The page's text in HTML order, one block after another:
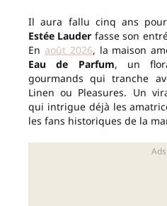
Il aura fallu cinq ans pour
Estée Lauder fasse son
En août 2026, la maison
Eau de Parfum, un
gourmands qui tranche
Linen ou Pleasures. Un
qui intrigue déjà les
les fans historiques de la